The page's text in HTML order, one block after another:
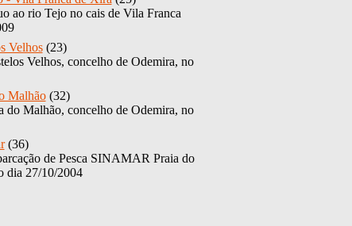
ao rio Tejo no cais de Vila Franca
Velhos(23)
Velhos, concelho de Odemira, no
Malhão(32)
do Malhão, concelho de Odemira, no
(36)
de Pesca SINAMAR Praia do
dia 27/10/2004